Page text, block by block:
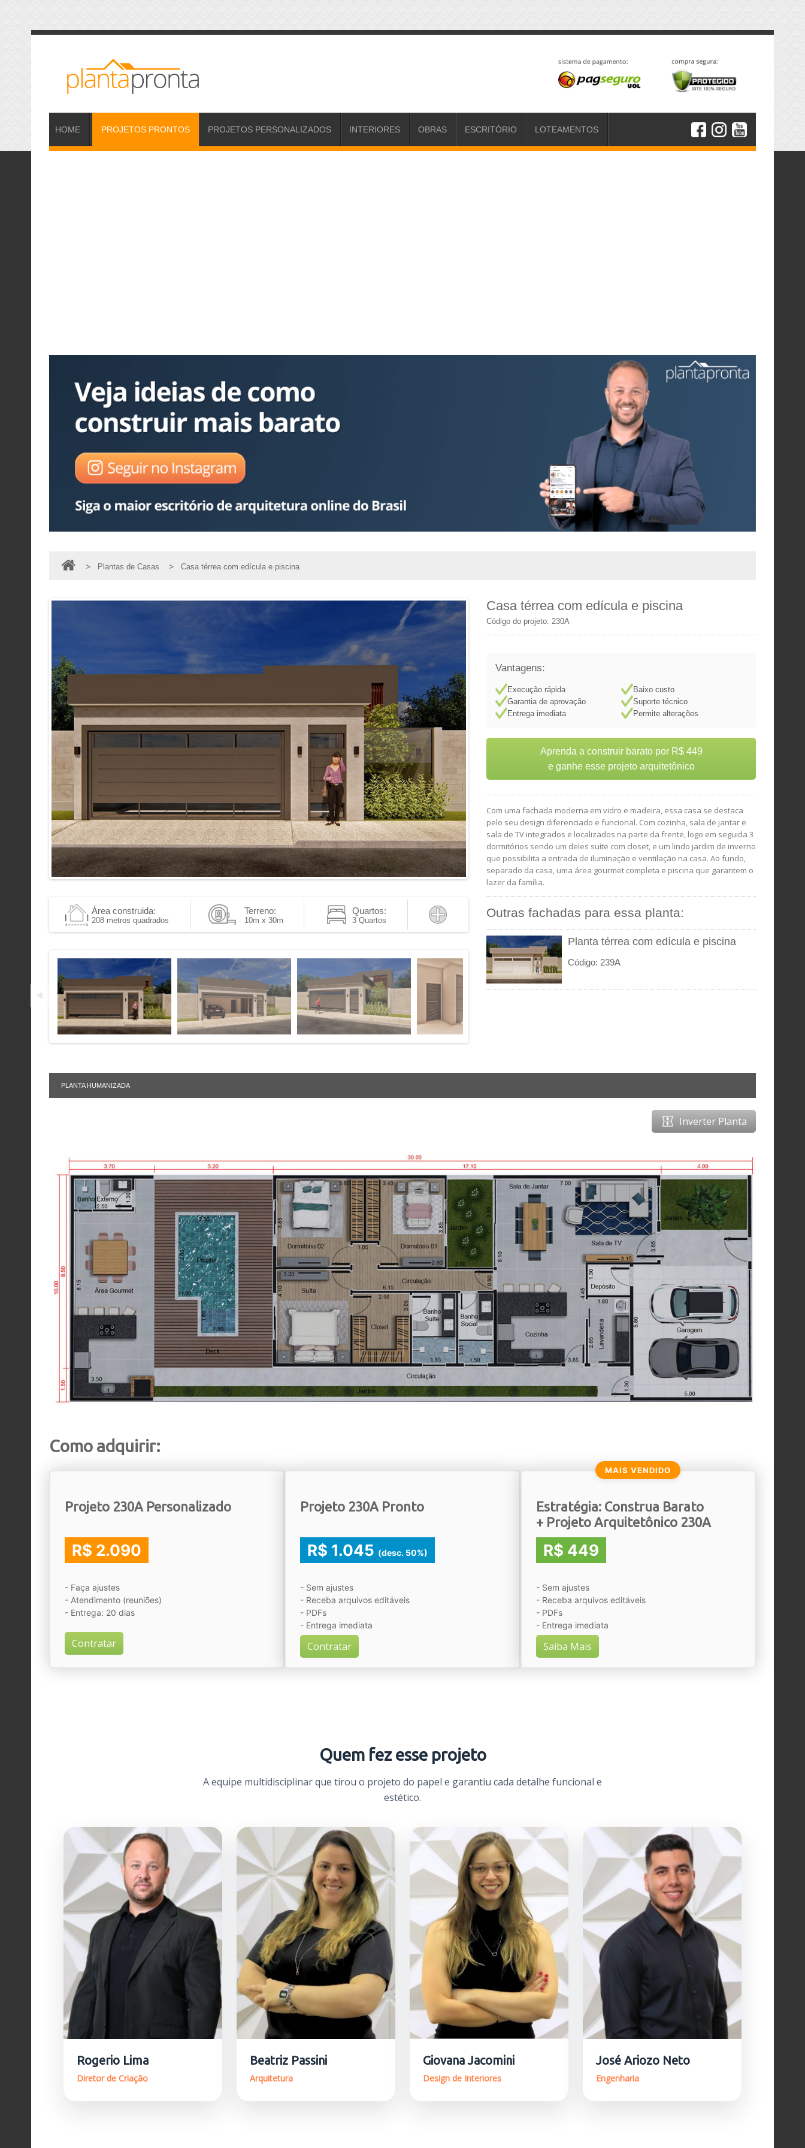
HOME PROJETOS PRONTOS PROJETOS PERSONALIZADOS INTERIORES OBRAS ESCRITÓRIO LOTEAMENTOS
> Plantas de Casas > Casa térrea com edícula e piscina
Área construida:
208 metros quadrados
Terreno:
10m x 30m
Quartos:
3 Quartos
Casa térrea com edícula e piscina
Código do projeto: 230A
Vantagens:
Execução rápida
Baixo custo
Garantia de aprovação
Suporte técnico
Entrega imediata
Permite alterações
Aprenda a construir barato por R$ 449
e ganhe esse projeto arquitetônico
Com uma fachada moderna em vidro e madeira, essa casa se destaca
pelo seu design diferenciado e funcional. Com cozinha, sala de jantar e
sala de TV integrados e localizados na parte da frente, logo em seguida 3
dormitórios sendo um deles suíte com closet, e um lindo jardim de inverno
que possibilita a entrada de iluminação e ventilação na casa. Ao fundo,
separado da casa, uma área gourmet completa e piscina que garantem o
lazer da família.
Outras fachadas para essa planta:
Planta térrea com edícula e piscina
Código: 239A
PLANTA HUMANIZADA
Inverter Planta
Como adquirir:
Projeto 230A Personalizado
R$ 2.090
- Faça ajustes
- Atendimento (reuniões)
- Entrega: 20 dias
Contratar
Projeto 230A Pronto
R$ 1.045 (desc. 50%)
- Sem ajustes
- Receba arquivos editáveis
- PDFs
- Entrega imediata
Contratar
MAIS VENDIDO
Estratégia: Construa Barato
+ Projeto Arquitetônico 230A
R$ 449
- Sem ajustes
- Receba arquivos editáveis
- PDFs
- Entrega imediata
Saiba Mais
Quem fez esse projeto
A equipe multidisciplinar que tirou o projeto do papel e garantiu cada detalhe funcional e
estético.
Rogerio Lima
Diretor de Criação
Beatriz Passini
Arquitetura
Giovana Jacomini
Design de Interiores
José Ariozo Neto
Engenharia